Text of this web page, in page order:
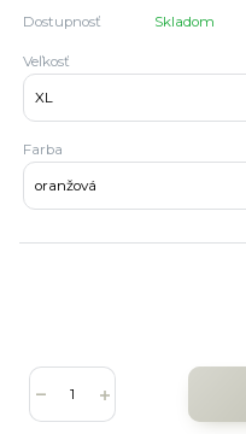
Dostupnosť Skladom
Veľkosť
Farba